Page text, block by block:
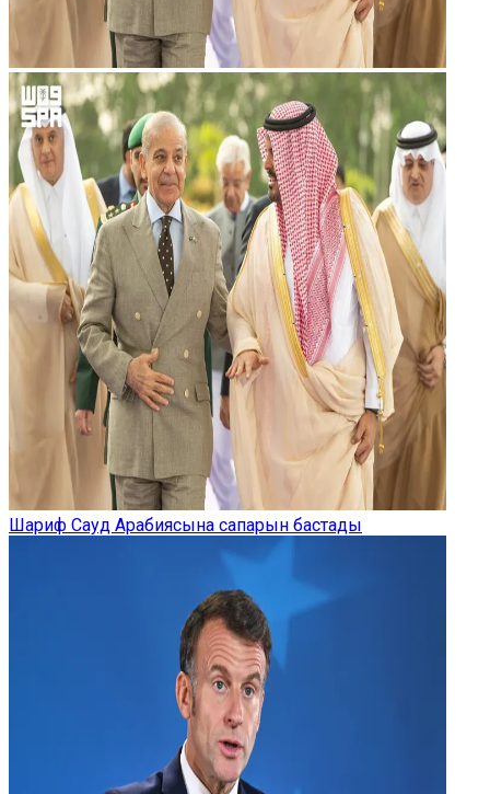
Шариф Сауд Арабиясына сапарын бастады